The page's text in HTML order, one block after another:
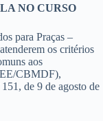
NO CURSO
para Praças –
os critérios
aos
CBMDF),
de 9 de agosto de